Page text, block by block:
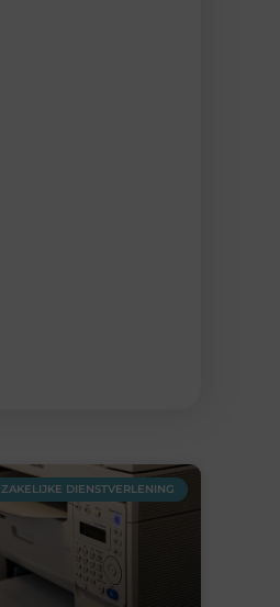
ZAKELIJKE DIENSTVERLENING